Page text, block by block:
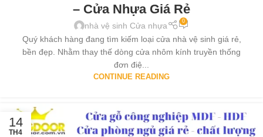
– Cửa Nhựa Giá Rẻ
nhà vệ sinh Cửa nhựa 0
Quý khách hàng đang tìm kiếm loại cửa nhà vệ sinh giá rẻ,
bền đẹp. Nhằm thay thế dòng cửa nhôm kính truyền thống
đơn điệ...
CONTINUE READING
14
TH4